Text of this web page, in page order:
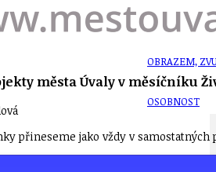
OBECNÍ
OBRAZEM,
OSOBNOST
města Úvaly v měsíčníku
přineseme jako vždy v